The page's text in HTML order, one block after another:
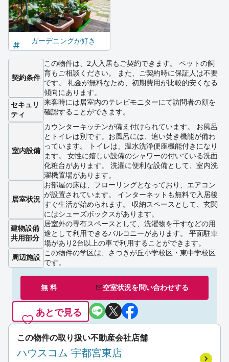
ガーデニングが好き
契約条件
この物件は、2人入居もご契約できます。 ペットの飼
育もご相談ください。 また、ご契約時に保証人は不要
です。 礼金が無料なため、初期費用が比較的安くなる
傾向にあります。
セキュリ
ティ
来客時には居室内のテレビモニターにて訪問者の顔を
確認することができます。
室内設備
カウンターキッチンが備え付けられています。 お風呂
とトイレは別です。お風呂には、追い焚き機能が備わ
っています。 トイレは、温水洗浄便座機能付きになり
ます。 女性に嬉しい設備のシャワーの付いている洗面
化粧台があります。 洗濯に便利な設備として、室内洗
濯機置場があります。
居室状況
お部屋の床は、フローリングとなっており、エアコン
が設置されています。 インターネットも無料で入居後
すぐ生活が始められます。 収納スペースとして、玄関
にはシューズボックスがあります。
建物設備
共用部分
居室外の専有スペースとして、洗濯物を干すなどの用
途として利用できるバルコニーがあります。 平面駐車
場があり2台以上の車で利用することができます。
周辺施設
この物件の学区は、さつきが丘小学校区・東中学校区
です。
無 料 空室状況を問い合わせする
あとで見る
この物件の取り扱い不動産会社店舗
ハウスコム 宇都宮東店